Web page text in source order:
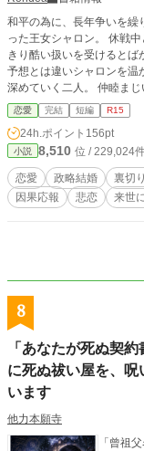
和平の為に、長年争いを繰
った王女シャロン。 休戦
きり酷い扱いを受けると
予想とは違いシャロンを温
深めていく二人。 仲睦ま
じていた。 しかし、そんなシャロンに待っていたのは祖国の裏切りと、愛する
婚約者、エミリオの裏切りだった─── ※初投稿作『私を
と再会しました。』 の、主人公達の前世の物語となります。 こちらの話の中で
語られていた二人の前世を掘り下げた
末に変更はありません。ご
恋愛 完結 短編 R15
24h.ポイント 156pt
小説 8,510 位 / 229,024
恋愛 政略結婚 裏切り
因果応報
悲恋 来世
8
「あなたが死ぬ契
に死ぬ祓い屋を、
います
他力本願寺
「曾祖